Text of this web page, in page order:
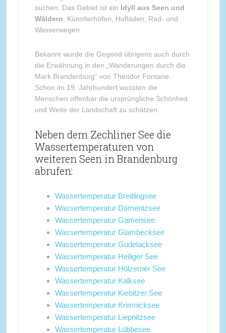
suchen. Das Gebiet ist ein Idyll aus Seen und
Wäldern , Künstlerhöfen, Hofläden, Rad- und
Wasserwegen.
Bekannt wurde die Gegend übrigens auch durch
die Erwähnung in den „Wanderungen durch die
Mark Brandenburg“ von Theodor Fontane.
Schon im 19. Jahrhundert wussten die
Menschen offenbar die ursprüngliche Schönheit
und Weite der Landschaft zu schätzen.
Neben dem Zechliner See die
Wassertemperaturen von
weiteren Seen in Brandenburg
abrufen:
Wassertemperatur Breitlingsee
Wassertemperatur Dämeritzsee
Wassertemperatur Gamensee
Wassertemperatur Glambecksee
Wassertemperatur Gudelacksee
Wassertemperatur Heiliger See
Wassertemperatur Hölzerner See
Wassertemperatur Kalksee
Wassertemperatur Kiebitzer See
Wassertemperatur Krimnicksee
Wassertemperatur Liepnitzsee
Wassertemperatur Lübbesee